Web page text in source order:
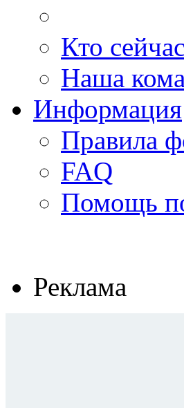
Кто
Наша
Информация
Правила
FAQ
Помощь
Реклама